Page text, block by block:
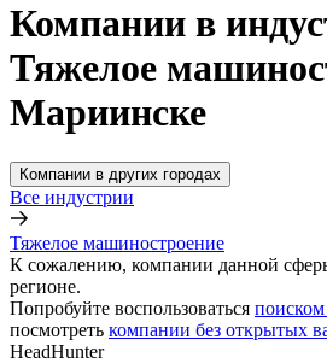
Компании в
Тяжелое
Мариинске
Компании в других городах
Все индустрии
Тяжелое машиностроение
К сожалению, компании данной
регионе.
Попробуйте воспользоваться
посмотреть компании без открытых
HeadHunter